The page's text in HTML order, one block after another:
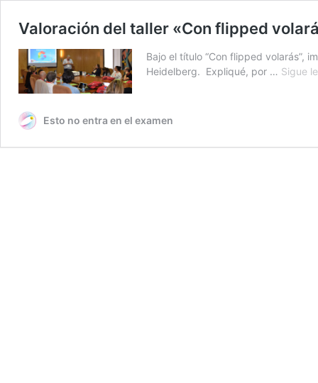
Valoración del taller «Con flipped
Bajo el título “Con flipped volarás”,
Heidelberg. Expliqué, por … Sigue
Esto no entra en el examen